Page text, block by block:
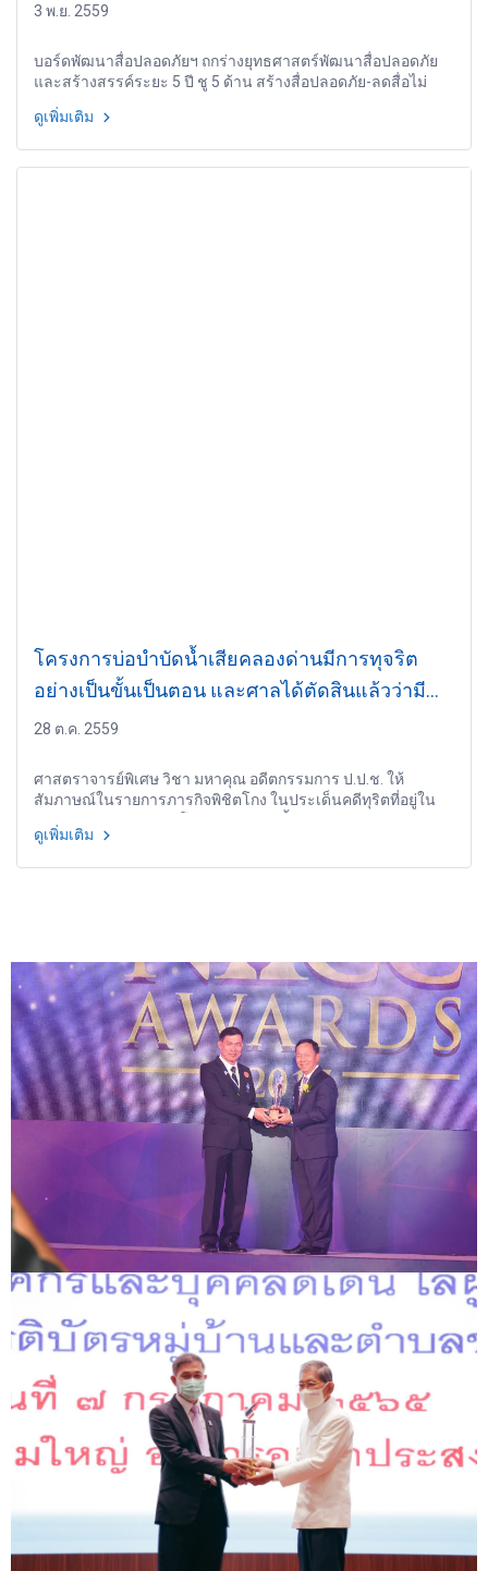
3 พ.ย. 2559
บอร์ดพัฒนาสื่อปลอดภัยฯ ถกร่างยุทธศาสตร์พัฒนาสื่อปลอดภัย
และสร้างสรรค์ระยะ 5 ปี ชู 5 ด้าน สร้างสื่อปลอดภัย-ลดสื่อไม่
ดูเพิ่มเติม
โครงการบ่อบำบัดน้ำเสียคลองด่านมีการทุจริต
อย่างเป็นขั้นเป็นตอน และศาลได้ตัดสินแล้วว่ามี
ความผิดจริง
28 ต.ค. 2559
ศาสตราจารย์พิเศษ วิชา มหาคุณ อดีตกรรมการ ป.ป.ช. ให้
สัมภาษณ์ในรายการภารกิจพิชิตโกง ในประเด็นคดีทุริตที่อยู่ใน
ดูเพิ่มเติม